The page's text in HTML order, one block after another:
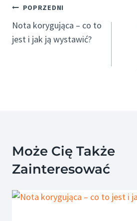
Nawigacja
Wpisu
POPRZEDNI
Nota korygująca – co to
jest i jak ją wystawić?
Może Cię Także
Zainteresować